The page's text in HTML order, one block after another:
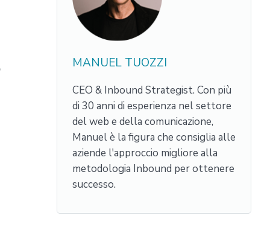
MANUEL TUOZZI
CEO & Inbound Strategist. Con più
di 30 anni di esperienza nel settore
del web e della comunicazione,
Manuel è la figura che consiglia alle
aziende l'approccio migliore alla
metodologia Inbound per ottenere
successo.